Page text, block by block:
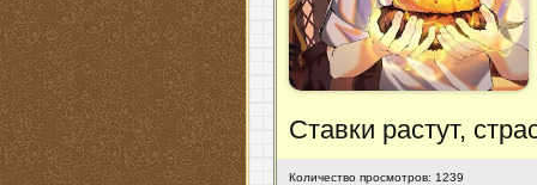
Ставки растут,
Количество просмотров: 1239